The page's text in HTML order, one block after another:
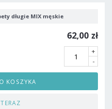
długie MIX męskie
62,00 zł
+
-
KOSZYKA